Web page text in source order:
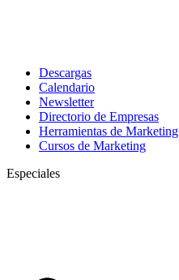
Descargas
Calendario
Newsletter
Directorio de Empresas
Herramientas de Marketing
Cursos de Marketing
Especiales